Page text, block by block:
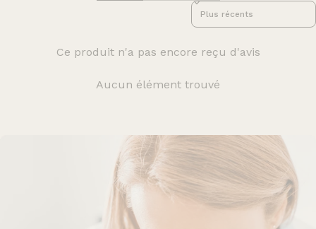
Sort reviews by
Ce produit n'a pas encore reçu d'avis
Aucun élément trouvé